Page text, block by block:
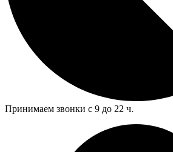
Принимаем звонки с 9 до 22 ч.